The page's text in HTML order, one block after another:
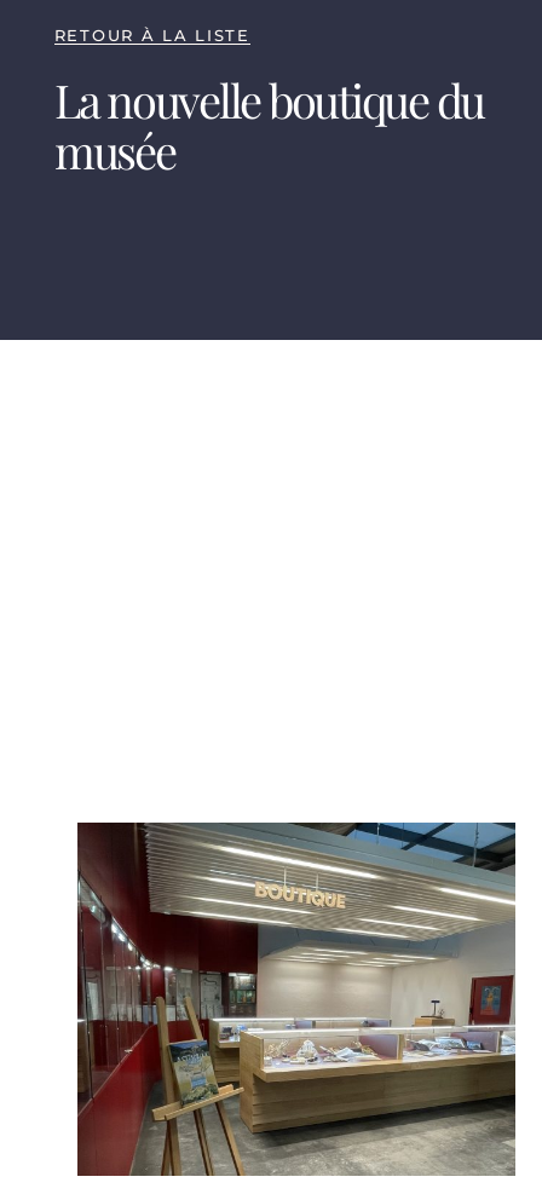
RETOUR À LA LISTE
La nouvelle boutique du
musée